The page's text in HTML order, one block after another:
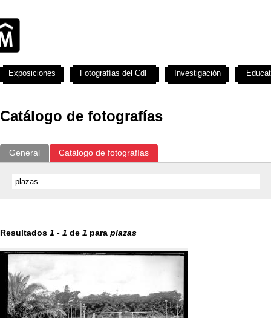
Catálogo de fotografías
General Catálogo de fotografías
Resultados 1 - 1 de 1 para plazas
Exposiciones Fotografías del CdF Investigación